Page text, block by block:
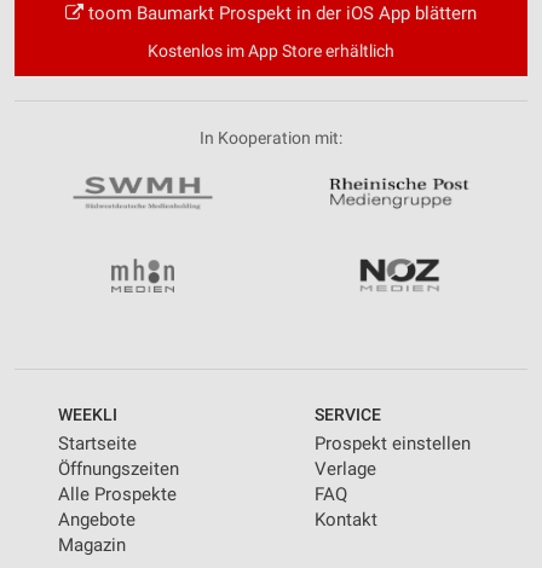
toom Baumarkt Prospekt in der iOS App blättern
Kostenlos im App Store erhältlich
In Kooperation mit:
WEEKLI
Startseite
Öffnungszeiten
Alle Prospekte
Angebote
Magazin
SERVICE
Prospekt einstellen
Verlage
FAQ
Kontakt